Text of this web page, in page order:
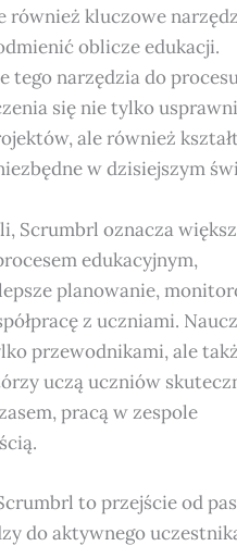
również kluczowe
oblicze edukacji.
tego narzędzia do
się nie tylko
ale również
w dzisiejszym
Scrumbrl oznacza
edukacyjnym,
planowanie,
z uczniami.
przewodnikami, ale
uczą uczniów
pracą w zespole
to przejście od
do aktywnego